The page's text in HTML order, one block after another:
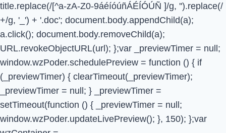
title.replace(/[^a-zA-Z0-9áéíóúñÁÉÍÓÚÑ ]/g, '').replace(/
+/g, '_') + '.doc'; document.body.appendChild(a);
a.click(); document.body.removeChild(a);
URL.revokeObjectURL(url); };var _previewTimer = null;
window.wzPoder.schedulePreview = function () { if
(_previewTimer) { clearTimeout(_previewTimer);
_previewTimer = null; } _previewTimer =
setTimeout(function () { _previewTimer = null;
window.wzPoder.updateLivePreview(); }, 150); };var